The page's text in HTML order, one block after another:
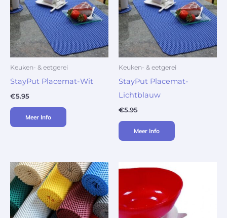
Keuken- & eetgerei
StayPut Placemat-Wit
€5.95
Meer Info
Keuken- & eetgerei
StayPut Placemat-
Lichtblauw
€5.95
Meer Info